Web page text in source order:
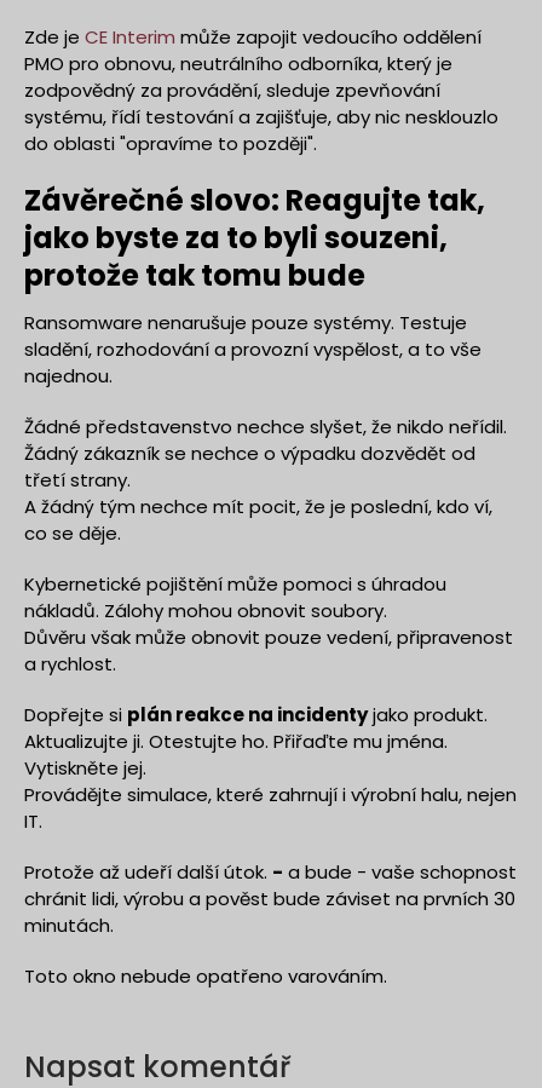
Zde je CE Interim může zapojit vedoucího oddělení
PMO pro obnovu, neutrálního odborníka, který je
zodpovědný za provádění, sleduje zpevňování
systému, řídí testování a zajišťuje, aby nic nesklouzlo
do oblasti "opravíme to později".
Závěrečné slovo: Reagujte tak,
jako byste za to byli souzeni,
protože tak tomu bude
Ransomware nenarušuje pouze systémy. Testuje
sladění, rozhodování a provozní vyspělost, a to vše
najednou.
Žádné představenstvo nechce slyšet, že nikdo neřídil.
Žádný zákazník se nechce o výpadku dozvědět od
třetí strany.
A žádný tým nechce mít pocit, že je poslední, kdo ví,
co se děje.
Kybernetické pojištění může pomoci s úhradou
nákladů. Zálohy mohou obnovit soubory.
Důvěru však může obnovit pouze vedení, připravenost
a rychlost.
Dopřejte si plán reakce na incidentyjako produkt.
Aktualizujte ji. Otestujte ho. Přiřaďte mu jména.
Vytiskněte jej.
Provádějte simulace, které zahrnují i výrobní halu, nejen
IT.
Protože až udeří další útok. - a bude - vaše schopnost
chránit lidi, výrobu a pověst bude záviset na prvních 30
minutách.
Toto okno nebude opatřeno varováním.
Napsat komentář